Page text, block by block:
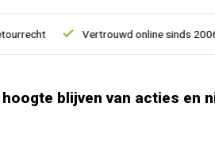
Vertrouwd online sinds 2006
hoogte blijven van acties en